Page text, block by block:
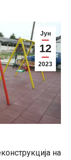
Јун
12
2023
на